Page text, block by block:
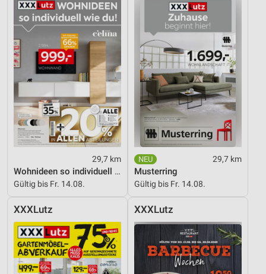
29,7 km
Wohnideen so individuell wie du!
Gültig bis Fr. 14.08.
29,7 km
Musterring
Gültig bis Fr. 14.08.
XXXLutz XXXLutz